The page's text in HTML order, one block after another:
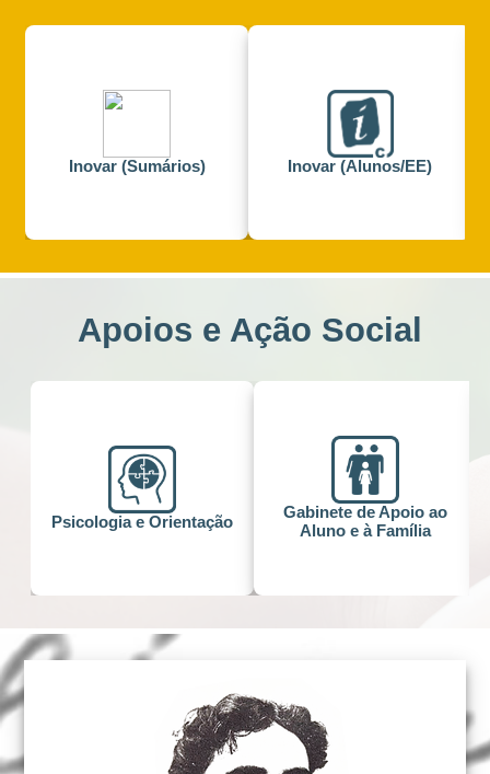
Inovar (Sumários) Inovar (Alunos/EE)
Apoios e Ação Social
Psicologia e Orientação
Gabinete de Apoio ao
Aluno e à Família